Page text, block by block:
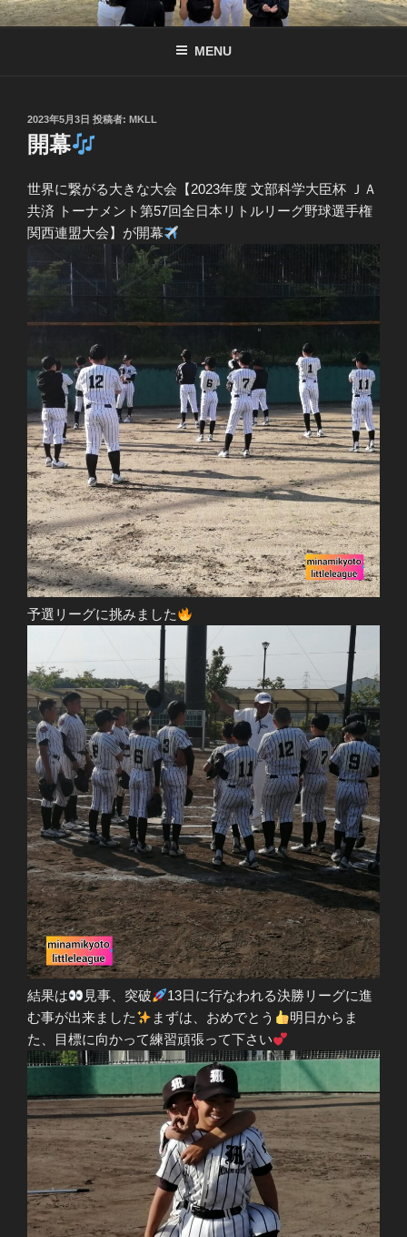
コ
ン
南京都リトル公式サイト
リトル関西連盟所属の少年硬式野球チーム
MENU
投
稿
日:
2023年5月3日 投稿者: MKLL
開幕
世界に繋がる大きな大会【2023年度 文部科学大臣杯 ＪＡ
共済 トーナメント第57回全日本リトルリーグ野球選手権
関西連盟大会】が開幕
予選リーグに挑みました
結果は 見事、突破
13日に行なわれる決勝リーグに進
む事が出来ました
まずは、おめでとう
明日からま
た、目標に向かって練習頑張って下さい